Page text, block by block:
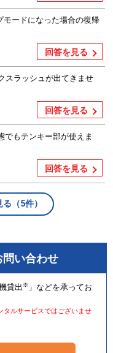
モードになった場合の復帰
回答を見る
スラッシュが出てきませ
回答を見る
でもテンキー部が使えま
回答を見る
（5件）
い合わせ
貸出 ※ 」などを承ってお
ルサービスではございませ